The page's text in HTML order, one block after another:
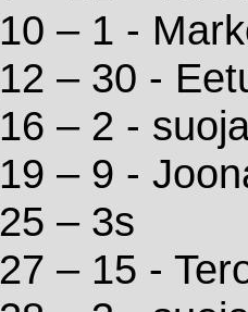
10 – 1 -
12 – 30 -
16 – 2 -
19 – 9 -
25 – 3s
27 – 15 -